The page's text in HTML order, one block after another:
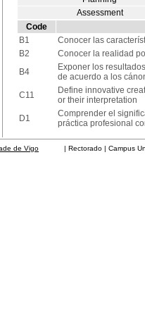
Assessment
Code
B1
Conocer las
B2
Conocer la realidad
B4
Exponer los
de acuerdo a los
C11
Define innovative
or their interpretation
D1
Comprender el
práctica profesional
de Vigo | Rectorado | Campus